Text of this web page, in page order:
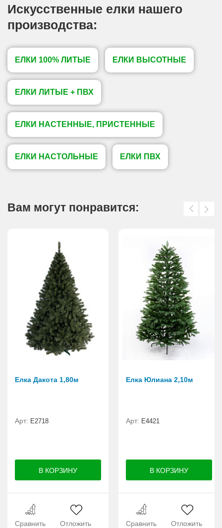
Искусственные елки нашего
производства:
ЕЛКИ 100% ЛИТЫЕ ЕЛКИ ВЫСОТНЫЕ
ЕЛКИ ЛИТЫЕ + ПВХ
ЕЛКИ НАСТЕННЫЕ, ПРИСТЕННЫЕ
ЕЛКИ НАСТОЛЬНЫЕ ЕЛКИ ПВХ
Вам могут понравится:
Елка Дакота 1,80м
Арт: Е2718
Сравнить Отложить
Елка Юлиана 2,10м
Арт: Е4421
Сравнить Отложить